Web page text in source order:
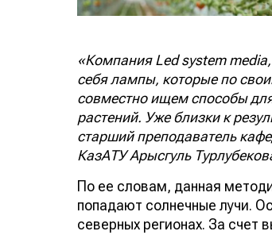
«Компания Led system
себя лампы, которые по
совместно ищем способы
растений. Уже близки к
старший преподаватель
КазАТУ Арысгуль
По ее словам, данная
попадают солнечные лучи.
северных регионах. За счет